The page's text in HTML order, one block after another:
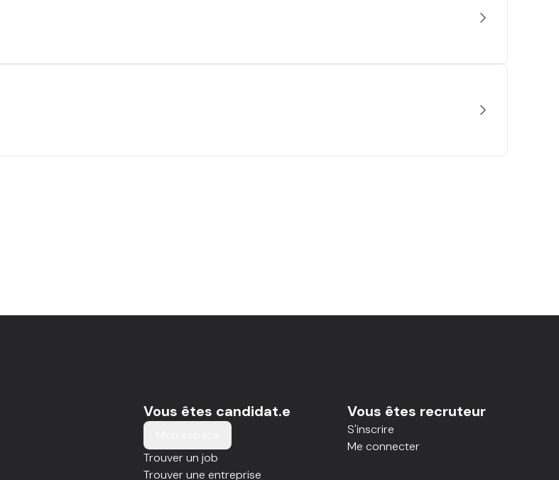
Vous êtes candidat.e
Trouver un job
Trouver une entreprise
Vous êtes recruteur
S'inscrire
Me connecter